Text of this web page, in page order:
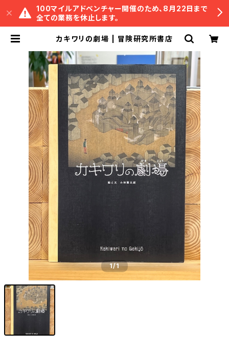
100マイルアドベンチャー開催のため、8月22日まで
全ての業務を休止します。
カキワリの劇場 | 冒険研究所書店
1/1